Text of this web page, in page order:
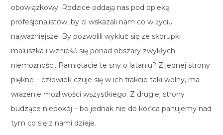
obowiązkowy. Rodzice oddają nas pod opiekę
profesjonalistów, by ci wskazali nam co w życiu
najważniejsze. By pozwolili wykluć się ze skorupki
maluszka i wznieść się ponad obszary zwykłych
niemożności. Pamiętacie te sny o lataniu? Z jednej strony
piękne – człowiek czuje się w ich trakcie taki wolny, ma
wrażenie możliwości wszystkiego. Z drugiej strony
budzące niepokój – bo jednak nie do końca panujemy nad
tym co się z nami dzieje.